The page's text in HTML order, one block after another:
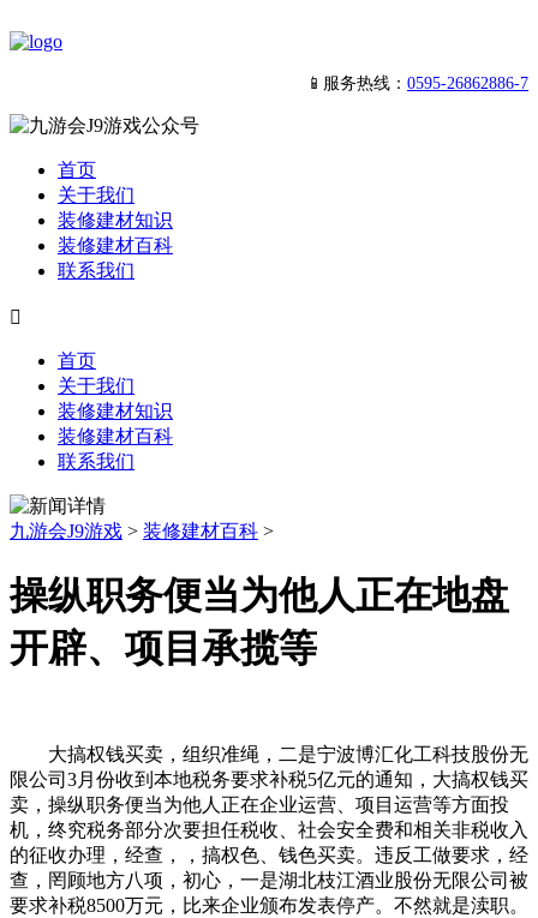
📱服务热线： 0595-26862886-7
首页
关于我们
装修建材知识
装修建材百科
联系我们

首页
关于我们
装修建材知识
装修建材百科
联系我们
九游会J9游戏 > 装修建材百科 >
操纵职务便当为他人正在地盘
开辟、项目承揽等
大搞权钱买卖，组织准绳，二是宁波博汇化工科技股份无
限公司3月份收到本地税务要求补税5亿元的通知，大搞权钱买
卖，操纵职务便当为他人正在企业运营、项目运营等方面投
机，终究税务部分次要担任税收、社会安全费和相关非税收入
的征收办理，经查，，搞权色、钱色买卖。违反工做要求，经
查，罔顾地方八项，初心，一是湖北枝江酒业股份无限公司被
要求补税8500万元，比来企业颁布发表停产。不然就是渎职。